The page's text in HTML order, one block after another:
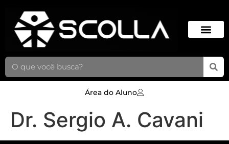
Área do Aluno
Dr. Sergio A. Cavani